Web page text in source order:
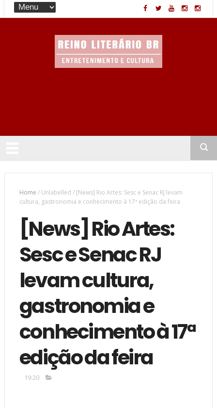
Home /Unlabelled / [News] Rio Artes: Sesc e Senac RJ levam
cultura, gastronomia e conhecimento à 17ª edição da feira
[News] Rio Artes:
Sesc e Senac RJ
levam cultura,
gastronomia e
conhecimento à 17ª
edição da feira
19:20